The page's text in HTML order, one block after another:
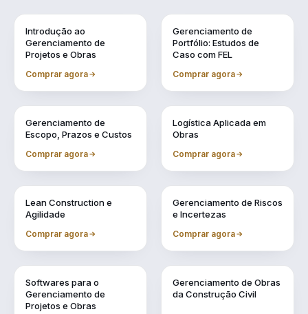
Introdução ao
Gerenciamento de
Projetos e Obras
Comprar agora
Gerenciamento de
Portfólio: Estudos de
Caso com FEL
Comprar agora
Gerenciamento de
Escopo, Prazos e Custos
Comprar agora
Vol. 3
Logística Aplicada em
Obras
Comprar agora
Lean Construction e
Agilidade
Comprar agora
Gerenciamento de Riscos
e Incertezas
Comprar agora
Softwares para o
Gerenciamento de
Projetos e Obras
Gerenciamento de Obras
da Construção Civil